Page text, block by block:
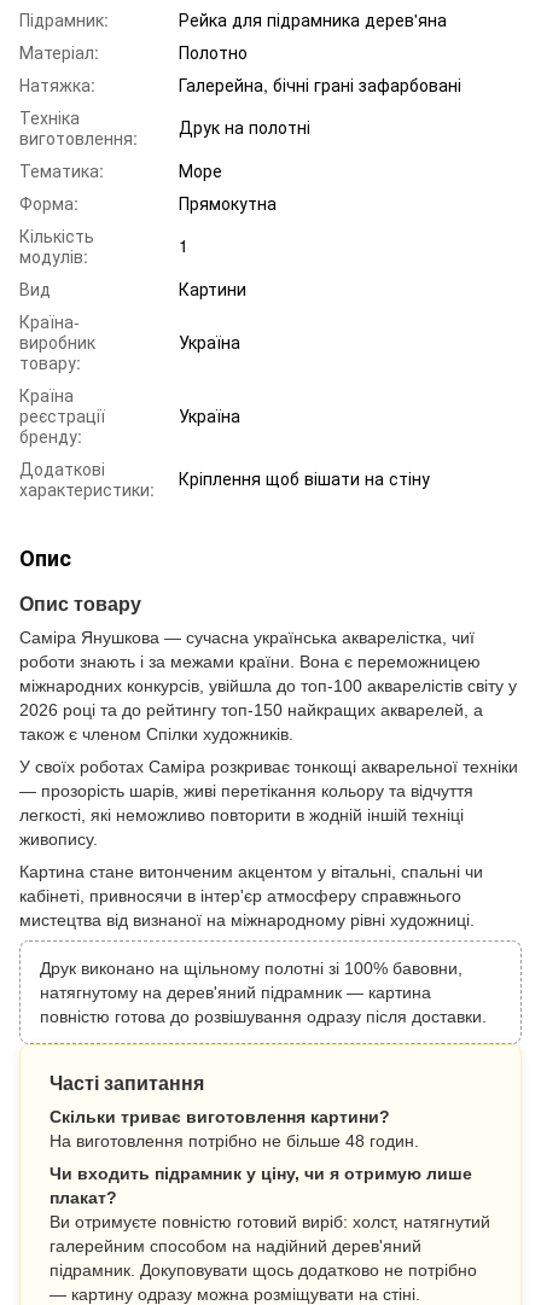
Підрамник:
Рейка для підрамника дерев'яна
Матеріал:
Полотно
Натяжка:
Галерейна, бічні грані зафарбовані
Техніка
виготовлення:
Друк на полотні
Тематика:
Море
Форма:
Прямокутна
Кількість
модулів:
1
Вид
Картини
Країна-
виробник
товару:
Україна
Країна
реєстрації
бренду:
Україна
Додаткові
характеристики:
Кріплення щоб вішати на стіну
Опис
Опис товару
Саміра Янушкова — сучасна українська акварелістка, чиї
роботи знають і за межами країни. Вона є переможницею
міжнародних конкурсів, увійшла до топ-100 акварелістів світу у
2026 році та до рейтингу топ-150 найкращих акварелей, а
також є членом Спілки художників.
У своїх роботах Саміра розкриває тонкощі акварельної техніки
— прозорість шарів, живі перетікання кольору та відчуття
легкості, які неможливо повторити в жодній іншій техніці
живопису.
Картина стане витонченим акцентом у вітальні, спальні чи
кабінеті, привносячи в інтер'єр атмосферу справжнього
мистецтва від визнаної на міжнародному рівні художниці.
Друк виконано на щільному полотні зі 100% бавовни,
натягнутому на дерев'яний підрамник — картина
повністю готова до розвішування одразу після доставки.
Часті запитання
Скільки триває виготовлення картини?
На виготовлення потрібно не більше 48 годин.
Чи входить підрамник у ціну, чи я отримую лише
плакат?
Ви отримуєте повністю готовий виріб: холст, натягнутий
галерейним способом на надійний дерев'яний
підрамник. Докуповувати щось додатково не потрібно
— картину одразу можна розміщувати на стіні.